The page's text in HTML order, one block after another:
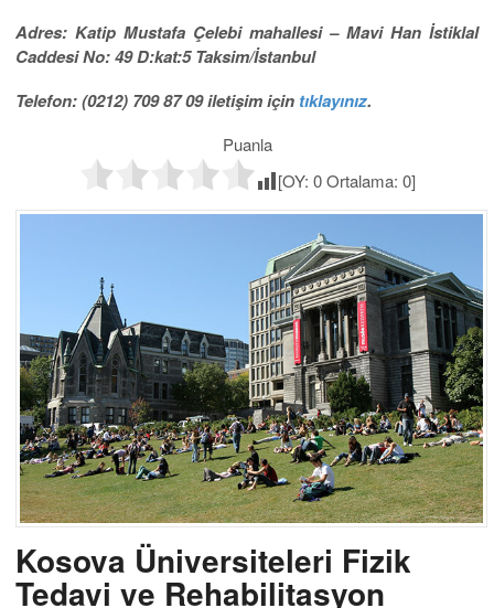
Adres: Katip Mustafa Çelebi mahallesi – Mavi Han İstiklal
Caddesi No: 49 D:kat:5 Taksim/İstanbul
Telefon: (0212) 709 87 09 iletişim için tıklayınız.
Puanla
[OY: 0Ortalama: 0]
Kosova Üniversiteleri Fizik
Tedavi ve Rehabilitasyon